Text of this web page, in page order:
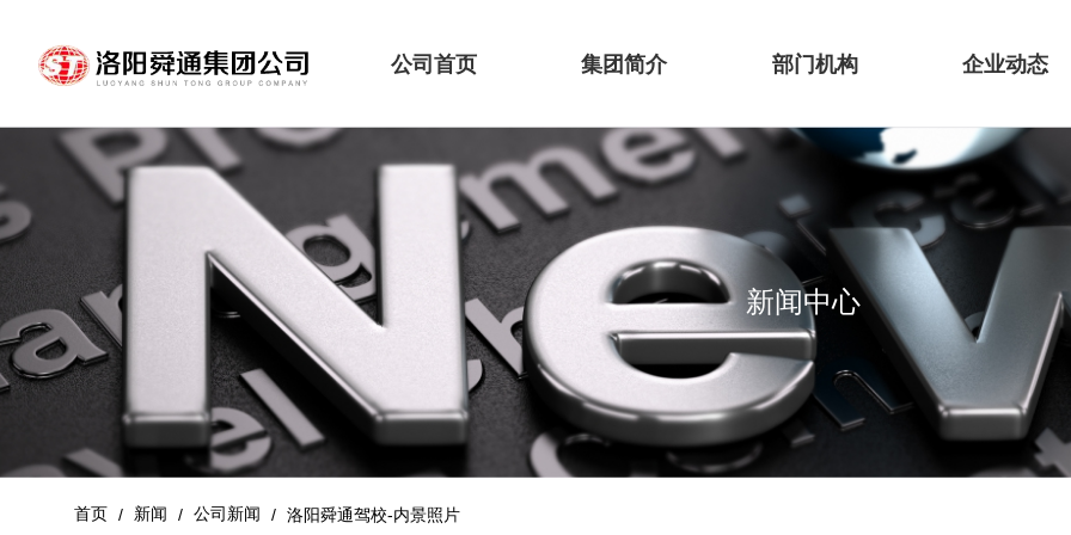
公司首页 集团简介 部门机构 企业动态
新闻中心
首页 / 新闻 / 公司新闻 / 洛阳舜通驾校-内景照片